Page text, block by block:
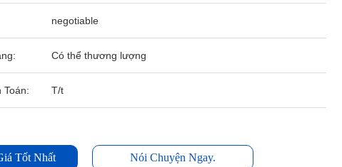
negotiable
Có thể thương lượng
Toán: T/t
Tốt Nhất Nói Chuyện Ngay.